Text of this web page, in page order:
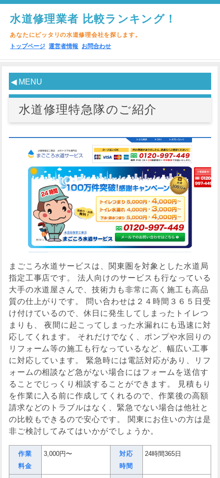
水道修理業者 比較ランキング！
あなたにピッタリの水道修理会社を探します。
トップページ 運営者情報 お問合わせ
◀ MENU
水道修理特急隊のご紹介
まごころ水道サービスは、関東圏を対象とした水道局
指定工事店です。 法人向けのサービスも行なっている
大手の水道屋さんで、技術力も非常に高く施工も高品
質の仕上がりです。 問い合わせは２４時間３６５日受
け付けているので、休日に発生してしまったトイレつ
まりも、 夜間に起こってしまった水漏れにも迅速に対
応してくれます。 それだけでなく、ポンプや水回りの
リフォーム等の施工も行なっているなど、幅広い工事
に対応しています。 緊急時には電話対応があり、リフ
ォームの相談など急がない場合にはフォームを送信す
ることでじっくり相談することができます。 見積もり
を作業に入る前に作成してくれるので、作業後の高額
請求などのトラブルはなく、緊急でない場合は他社と
の比較もできるので安心です。 関東にお住いの方は是
非ご検討してみてはいかがでしょうか。
作業
料金
3,000円〜
対応
時間
24時間365日